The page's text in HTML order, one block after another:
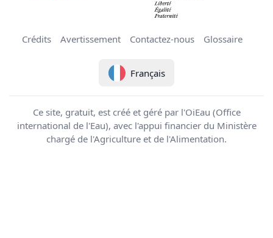
Crédits Avertissement Contactez-nous Glossaire
Français
Ce site, gratuit, est créé et géré par l'OiEau (Office
international de l'Eau), avec l'appui financier du Ministère
chargé de l'Agriculture et de l'Alimentation.